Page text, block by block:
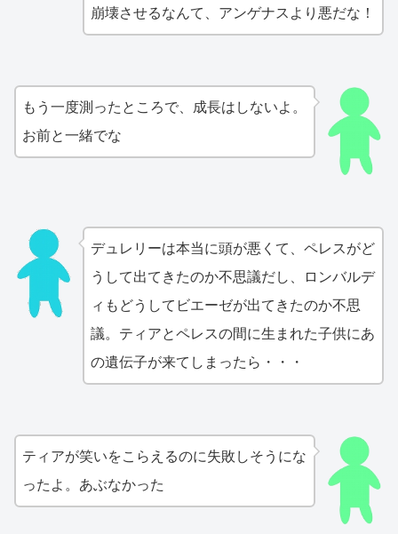
崩壊させるなんて、アンゲナスより悪だな！
もう一度測ったところで、成長はしないよ。
お前と一緒でな
デュレリーは本当に頭が悪くて、ペレスがど
うして出てきたのか不思議だし、ロンバルデ
ィもどうしてビエーゼが出てきたのか不思
議。ティアとペレスの間に生まれた子供にあ
の遺伝子が来てしまったら・・・
ティアが笑いをこらえるのに失敗しそうにな
ったよ。あぶなかった